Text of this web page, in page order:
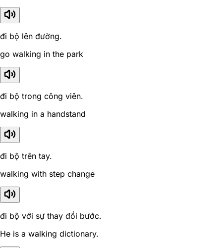
đi bộ lên đường.
go walking in the park
đi bộ trong công viên.
walking in a handstand
đi bộ trên tay.
walking with step change
đi bộ với sự thay đổi bước.
He is a walking dictionary.